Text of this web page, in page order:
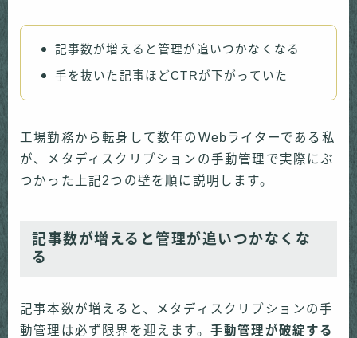
記事数が増えると管理が追いつかなくなる
手を抜いた記事ほどCTRが下がっていた
工場勤務から転身して数年のWebライターである私
が、メタディスクリプションの手動管理で実際にぶ
つかった上記2つの壁を順に説明します。
記事数が増えると管理が追いつかなくな
る
記事本数が増えると、メタディスクリプションの手
動管理は必ず限界を迎えます。 手動管理が破綻する